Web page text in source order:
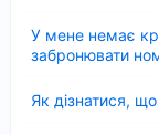
У мене немає
забронювати
Як дізнатися,